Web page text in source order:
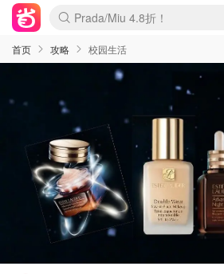
麦卢卡蜂蜜夏促！个位数！
Prada/Miu 4.8折！
啥？必胜客披萨5折！
首页 攻略 校园生活